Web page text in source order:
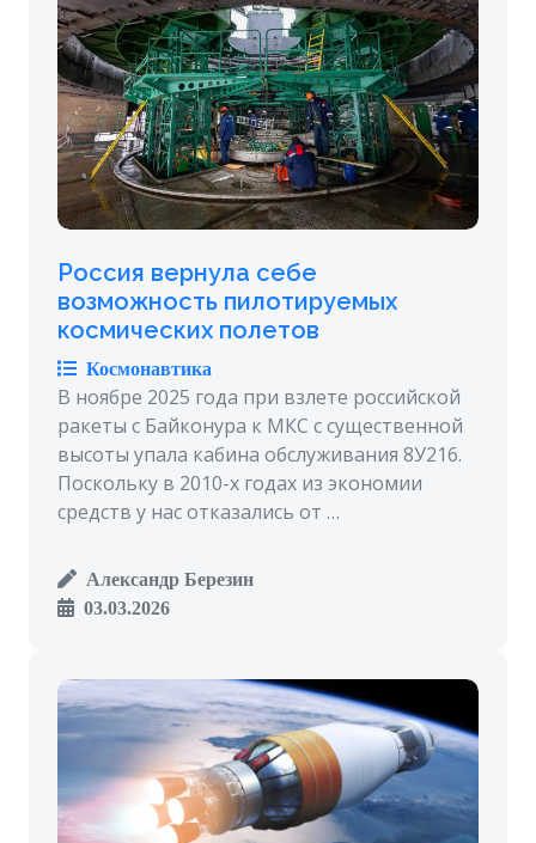
Россия вернула себе
возможность пилотируемых
космических полетов
Космонавтика
В ноябре 2025 года при взлете российской
ракеты с Байконура к МКС с существенной
высоты упала кабина обслуживания 8У216.
Поскольку в 2010-х годах из экономии
средств у нас отказались от …
Александр Березин
03.03.2026